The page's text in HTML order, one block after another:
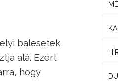
balesetek
alá. Ezért
hogy